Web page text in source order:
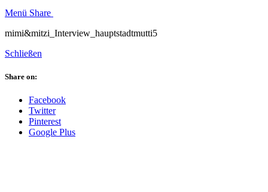
Menü Share
mimi&mitzi_Interview_hauptstadtmutti5
Schließen
Share on:
Facebook
Twitter
Pinterest
Google Plus